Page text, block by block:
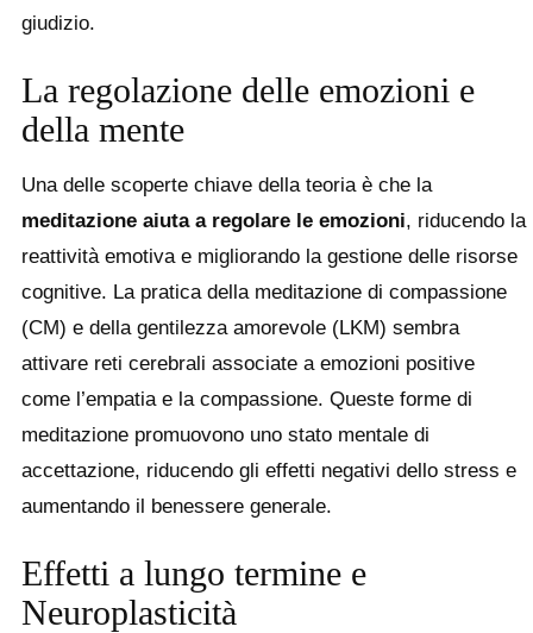
giudizio.
La regolazione delle emozioni e
della mente
Una delle scoperte chiave della teoria è che la
meditazione aiuta a regolare le emozioni, riducendo la
reattività emotiva e migliorando la gestione delle risorse
cognitive. La pratica della meditazione di compassione
(CM) e della gentilezza amorevole (LKM) sembra
attivare reti cerebrali associate a emozioni positive
come l’empatia e la compassione. Queste forme di
meditazione promuovono uno stato mentale di
accettazione, riducendo gli effetti negativi dello stress e
aumentando il benessere generale.
Effetti a lungo termine e
Neuroplasticità